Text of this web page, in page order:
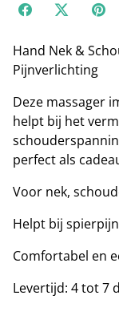
Hand Nek &
Pijnverlichting
Deze massager
helpt bij het
perfect als
Voor nek,
Helpt bij
Comfortabel en
Levertijd: 4 tot 7